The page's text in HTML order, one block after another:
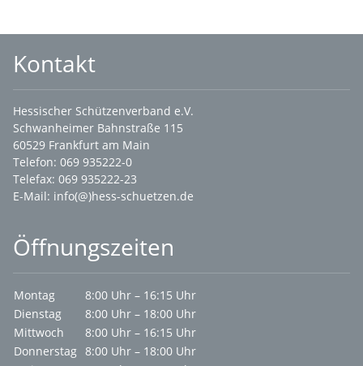
Kontakt
Hessischer Schützenverband e.V.
Schwanheimer Bahnstraße 115
60529 Frankfurt am Main
Telefon: 069 935222-0
Telefax: 069 935222-23
E-Mail: info(@)hess-schuetzen.de
Öffnungszeiten
Montag
8:00 Uhr – 16:15 Uhr
Dienstag
8:00 Uhr – 18:00 Uhr
Mittwoch
8:00 Uhr – 16:15 Uhr
Donnerstag 8:00 Uhr – 18:00 Uhr